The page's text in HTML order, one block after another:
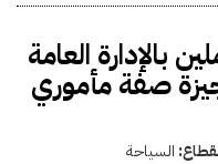
بالإدارة العامة
صفة مأموري
السياحة